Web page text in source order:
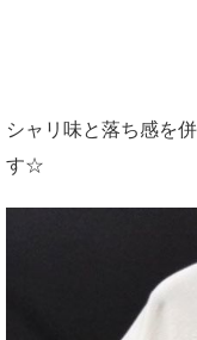
シャリ味と落ち感を
す☆